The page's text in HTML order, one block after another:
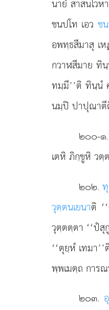
นายํ สาสนโวห
ชนปโท เอว ช
อพทฺธสีมาสุ เ
กวาฬสีมาย ทิ
ทมฺมี’’ติ ทินฺนํ
นมฺปิ ปาปุณาตี
๒๐๐-๑
เตหิ ภิกฺขูหิ วตฺ
๒๐๒.
วุตฺตนเยนาติ
วุตฺตตฺตา ‘‘ปํ
‘‘ตุยฺหํ เทมา
พฺพเมตฺถ การ
๒๐๓.